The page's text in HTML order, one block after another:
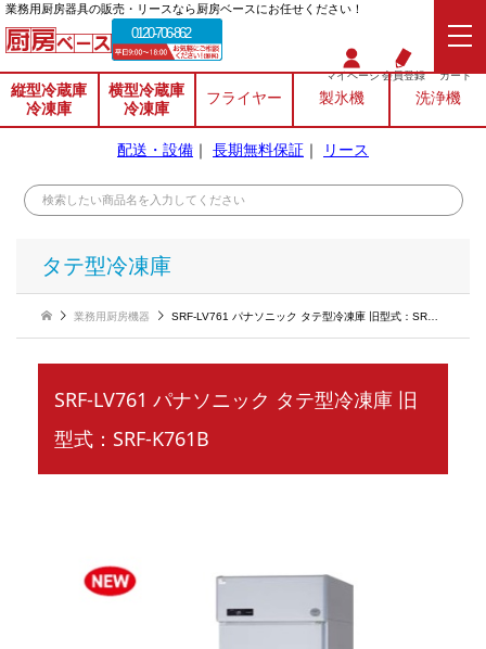
業務⽤厨房器具の販売・リースなら厨房ベースにお任せください！
0120-706-862
マイページ会員登録 カート
縦型冷蔵庫
冷凍庫
横型冷蔵庫
冷凍庫
フライヤー 製氷機 洗浄機
配送・設備 ｜ 長期無料保証 ｜ リース
タテ型冷凍庫
業務用厨房機器 SRF-LV761 パナソニック タテ型冷凍庫 旧型式：SRF-K761B
SRF-LV761 パナソニック タテ型冷凍庫 旧
型式：SRF-K761B